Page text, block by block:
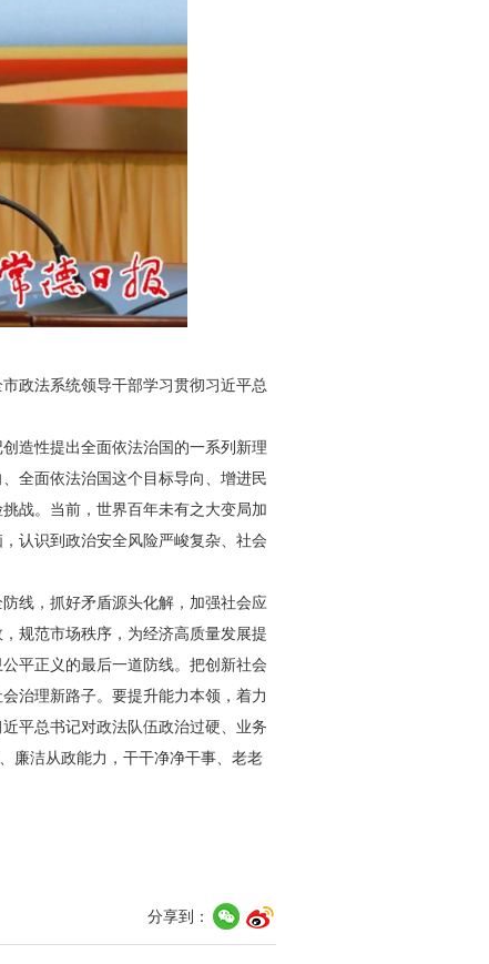
政法系统领导干部学习贯彻习近平总
造性提出全面依法治国的一系列新理
全面依法治国这个目标导向、增进民
战。当前，世界百年未有之大变局加
认识到政治安全风险严峻复杂、社会
线，抓好矛盾源头化解，加强社会应
规范市场秩序，为经济高质量发展提
平正义的最后一道防线。把创新社会
治理新路子。要提升能力本领，着力
平总书记对政法队伍政治过硬、业务
廉洁从政能力，干干净净干事、老老
分享到：